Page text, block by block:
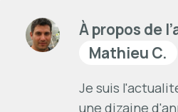
À propos de
Mathieu C.
Je suis
une dizaine